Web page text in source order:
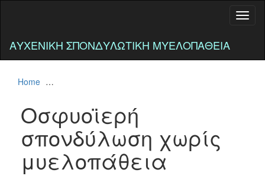
ΑΥΧΕΝΙΚΉ ΣΠΟΝΔΥΛΩΤΙΚΉ ΜΥΕΛΟΠΆΘΕΙΑ
Home
Οσφυοϊερή
σπονδύλωση χωρίς
μυελοπάθεια